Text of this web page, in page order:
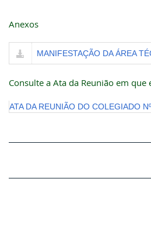
Anexos
MANIFESTAÇÃO DA ÁREA
Consulte a Ata da Reunião em
ATA DA REUNIÃO DO COLEGIADO